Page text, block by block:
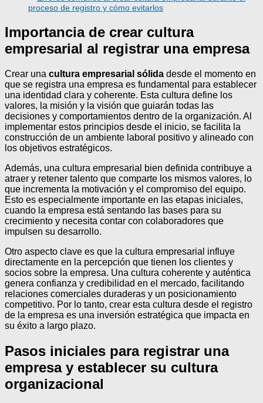
proceso de registro y cómo evitarlos
Importancia de crear cultura
empresarial al registrar una empresa
Crear una cultura empresarial sólida desde el momento en
que se registra una empresa es fundamental para establecer
una identidad clara y coherente. Esta cultura define los
valores, la misión y la visión que guiarán todas las
decisiones y comportamientos dentro de la organización. Al
implementar estos principios desde el inicio, se facilita la
construcción de un ambiente laboral positivo y alineado con
los objetivos estratégicos.
Además, una cultura empresarial bien definida contribuye a
atraer y retener talento que comparte los mismos valores, lo
que incrementa la motivación y el compromiso del equipo.
Esto es especialmente importante en las etapas iniciales,
cuando la empresa está sentando las bases para su
crecimiento y necesita contar con colaboradores que
impulsen su desarrollo.
Otro aspecto clave es que la cultura empresarial influye
directamente en la percepción que tienen los clientes y
socios sobre la empresa. Una cultura coherente y auténtica
genera confianza y credibilidad en el mercado, facilitando
relaciones comerciales duraderas y un posicionamiento
competitivo. Por lo tanto, crear esta cultura desde el registro
de la empresa es una inversión estratégica que impacta en
su éxito a largo plazo.
Pasos iniciales para registrar una
empresa y establecer su cultura
organizacional